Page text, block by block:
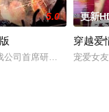
5.0
公司首席研发博士（崔）
更新
穿越爱
宠爱女